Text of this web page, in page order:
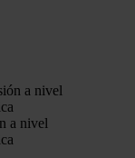
a nivel